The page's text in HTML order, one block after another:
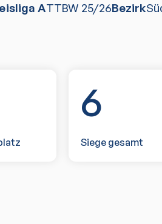
ATTBW 25/26Bezirk
6
Siege gesamt